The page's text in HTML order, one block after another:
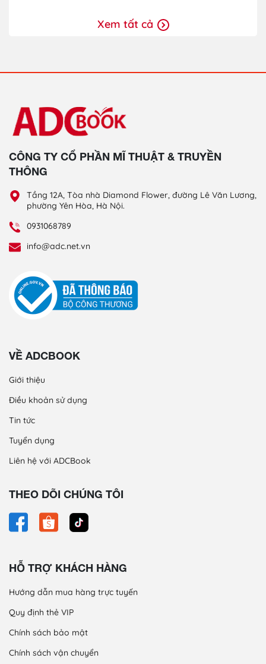
Xem tất cả
CÔNG TY CỔ PHẦN MĨ THUẬT & TRUYỀN
THÔNG
Tầng 12A, Tòa nhà Diamond Flower, đường Lê Văn Lương,
phường Yên Hòa, Hà Nội.
0931068789
info@adc.net.vn
VỀ ADCBOOK
Giới thiệu
Điều khoản sử dụng
Tin tức
Tuyển dụng
Liên hệ với ADCBook
THEO DÕI CHÚNG TÔI
HỖ TRỢ KHÁCH HÀNG
Hướng dẫn mua hàng trực tuyến
Quy định thẻ VIP
Chính sách bảo mật
Chính sách vận chuyển